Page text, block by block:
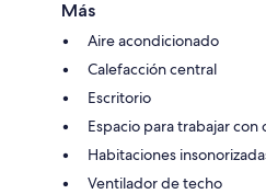
Más
Aire acondicionado
Calefacción central
Escritorio
Espacio para trabajar
Habitaciones
Ventilador de techo